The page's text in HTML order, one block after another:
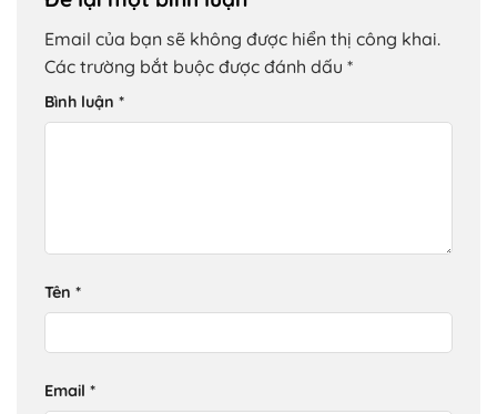
Email của bạn sẽ không được hiển thị công khai.
Các trường bắt buộc được đánh dấu *
Bình luận *
Tên *
Email *